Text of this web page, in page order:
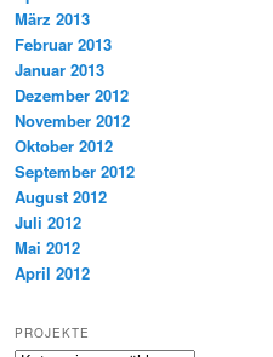
März 2013
Februar 2013
Januar 2013
Dezember 2012
November 2012
Oktober 2012
September 2012
August 2012
Juli 2012
Mai 2012
April 2012
PROJEKTE